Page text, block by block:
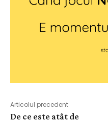
Articolul precedent
De ce este atât de